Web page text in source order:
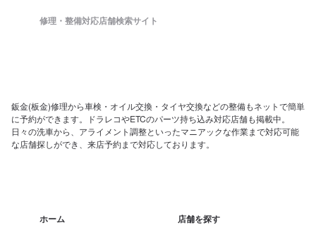
修理・整備対応店舗検索サイト
鈑金(板金)修理から車検・オイル交換・タイヤ交換などの整備もネットで簡単
に予約ができます。ドラレコやETCのパーツ持ち込み対応店舗も掲載中。
日々の洗車から、アライメント調整といったマニアックな作業まで対応可能
な店舗探しができ、来店予約まで対応しております。
ホーム 店舗を探す